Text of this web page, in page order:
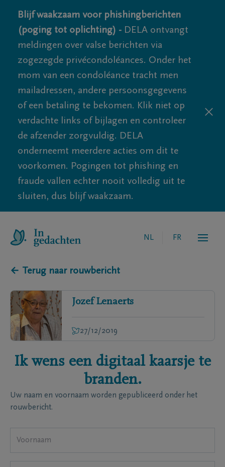
Blijf waakzaam voor phishingberichten
(poging tot oplichting) - DELA ontvangt
meldingen over valse berichten via
zogezegde privécondoléances. Onder het
mom van een condoléance tracht men
mailadressen, andere persoonsgegevens
of een betaling te bekomen. Klik niet op
verdachte links of bijlagen en controleer
de afzender zorgvuldig. DELA
onderneemt meerdere acties om dit te
voorkomen. Pogingen tot phishing en
fraude vallen echter nooit volledig uit te
sluiten, dus blijf waakzaam.
NL FR
← Terug naar rouwbericht
Jozef Lenaerts
27/12/2019
Ik wens een digitaal kaarsje te
branden.
Uw naam en voornaam worden gepubliceerd onder het
rouwbericht.